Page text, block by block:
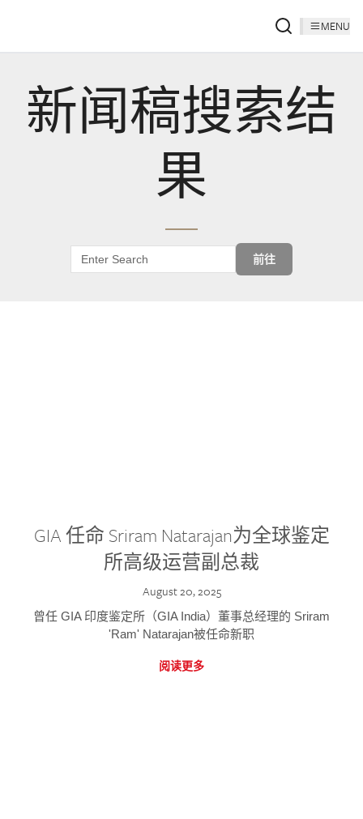
MENU
新闻稿搜索结
果
前往
GIA 任命 Sriram Natarajan为全球鉴定
所高级运营副总裁
August 20, 2025
曾任 GIA 印度鉴定所（GIA India）董事总经理的 Sriram
'Ram' Natarajan被任命新职
阅读更多